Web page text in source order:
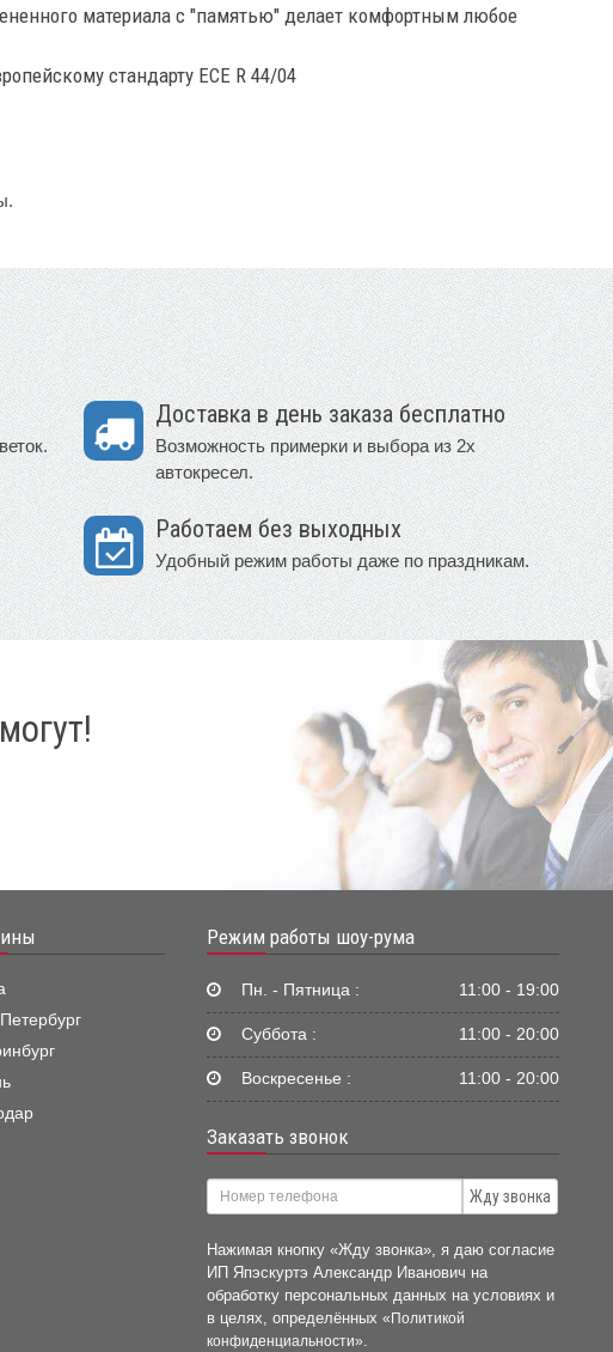
материала с "памятью" делает комфортным любое
стандарту ECE R 44/04
Доставка в день заказа бесплатно
Возможность примерки и выбора из 2х
автокресел.
Работаем без выходных
Удобный режим работы даже по праздникам.
Режим работы шоу-рума
Пн. - Пятница : 11:00 - 19:00
Суббота : 11:00 - 20:00
Воскресенье : 11:00 - 20:00
Заказать звонок
Жду звонка
Нажимая кнопку «Жду звонка», я даю согласие
ИП Япэскуртэ Александр Иванович на
обработку персональных данных на условиях и
в целях, определённых«Политикой
конфиденциальности».